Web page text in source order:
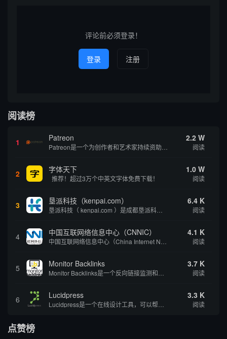
评论前必须登录！
登录 注册
阅读榜
1 Patreon 2.2 W
阅读
2 字体天下
推荐！超过3万个中英文字体免费下载！
1.0 W
阅读
3 垦派科技（kenpai.com） 6.4 K
阅读
4 中国互联网络信息中心（CNNIC） 4.1 K
阅读
5 Monitor Backlinks 3.7 K
阅读
6 Lucidpress 3.3 K
阅读
点赞榜